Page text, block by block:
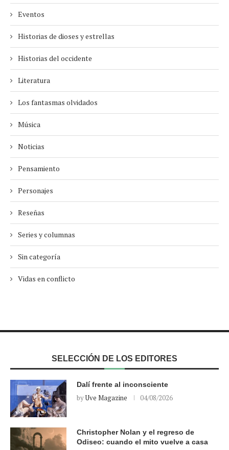
Eventos
Historias de dioses y estrellas
Historias del occidente
Literatura
Los fantasmas olvidados
Música
Noticias
Pensamiento
Personajes
Reseñas
Series y columnas
Sin categoría
Vidas en conflicto
SELECCIÓN DE LOS EDITORES
Dalí frente al inconsciente
byUve Magazine 04/08/2026
Christopher Nolan y el regreso de
Odiseo: cuando el mito vuelve a casa